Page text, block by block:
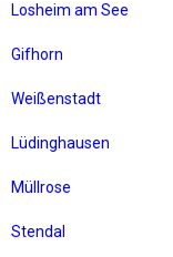
Losheim am See
Gifhorn
Weißenstadt
Lüdinghausen
Müllrose
Stendal